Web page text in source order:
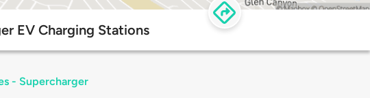
EV Charging Stations
- Supercharger